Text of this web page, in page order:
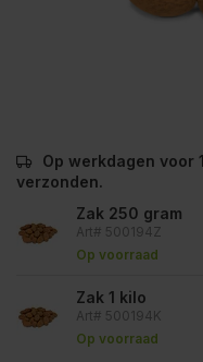
Op werkdagen voor
verzonden.
Zak 250 gram
Art# 500194Z
Op voorraad
Zak 1 kilo
Art# 500194K
Op voorraad